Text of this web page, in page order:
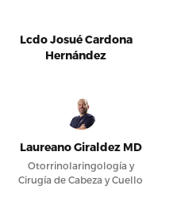
Lcdo Josué Cardona
Hernández
Laureano Giraldez MD
Otorrinolaringología y
Cirugía de Cabeza y Cuello